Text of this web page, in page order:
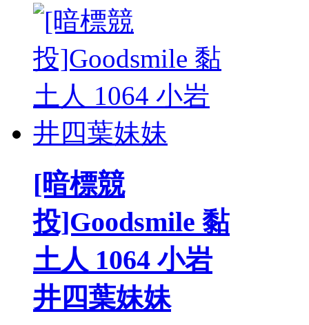
[暗標競
投]Goodsmile 黏
土人 1064 小岩
井四葉妹妹